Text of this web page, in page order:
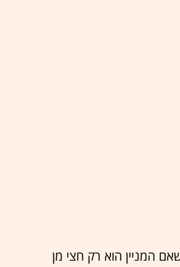
המניין הוא רק חצי מן